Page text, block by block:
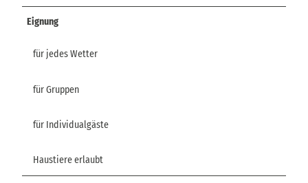
Eignung
für jedes Wetter
für Gruppen
für Individualgäste
Haustiere erlaubt